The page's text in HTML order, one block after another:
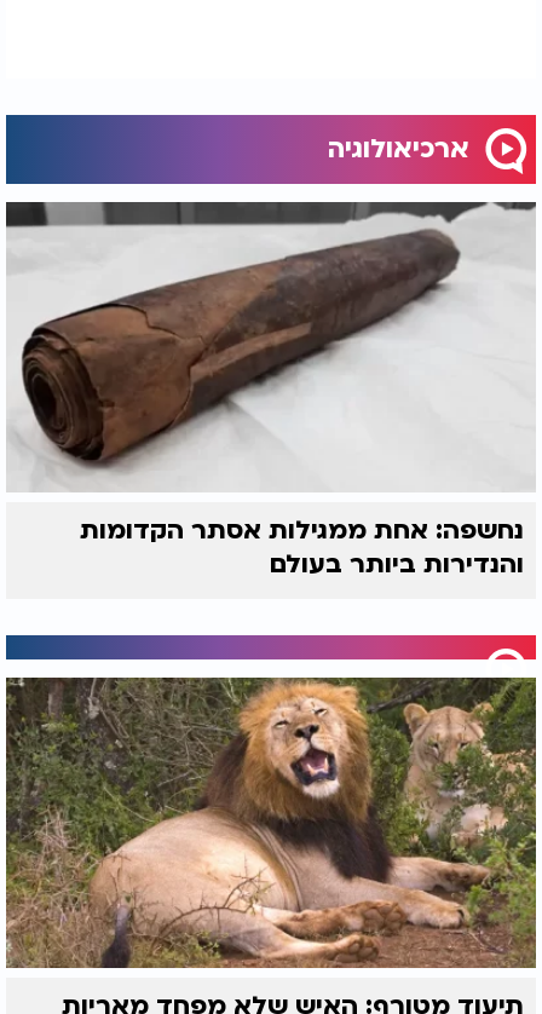
ארכיאולוגיה
נחשפה: אחת ממגילות אסתר הקדומות
והנדירות ביותר בעולם
תיעוד מטורף: האיש שלא מפחד מאריות